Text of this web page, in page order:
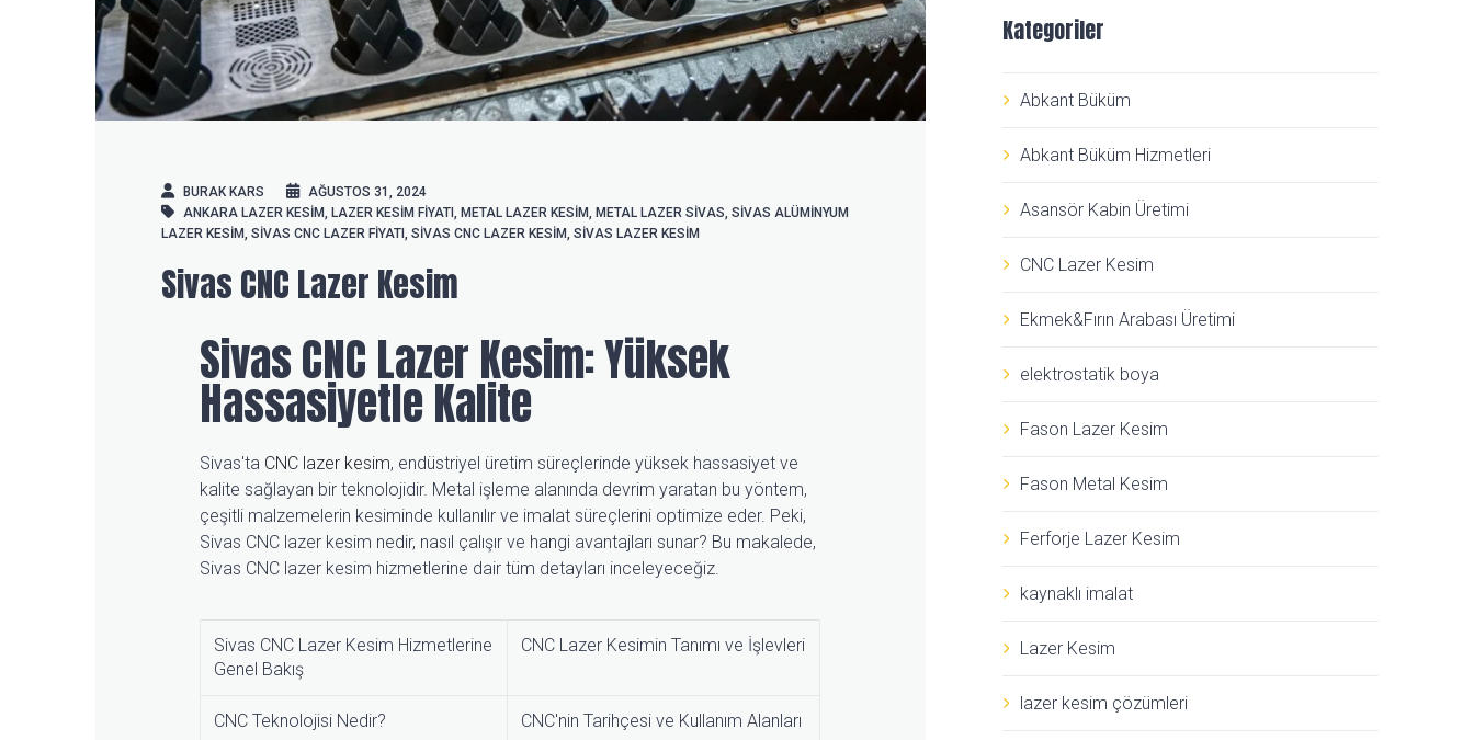
BURAK KARS
AĞUSTOS 31, 2024
ANKARA LAZER KESIM LAZER KESIM FIYATI METAL LAZER KESIM METAL LAZER SIVAS SIVAS ALÜMINYUM
LAZER KESIM SIVAS CNC LAZER FIYATI SIVAS CNC LAZER KESIM SIVAS LAZER KESIM
Sivas CNC Lazer Kesim
Sivas CNC Lazer Kesim: Yüksek
Hassasiyetle Kalite
Sivas'ta CNC lazer kesim, endüstriyel üretim süreçlerinde yüksek hassasiyet ve
kalite sağlayan bir teknolojidir. Metal işleme alanında devrim yaratan bu yöntem,
çeşitli malzemelerin kesiminde kullanılır ve imalat süreçlerini optimize eder. Peki,
Sivas CNC lazer kesim nedir, nasıl çalışır ve hangi avantajları sunar? Bu makalede,
Sivas CNC lazer kesim hizmetlerine dair tüm detayları inceleyeceğiz.
Sivas CNC Lazer Kesim Hizmetlerine
Genel Bakış
CNC Lazer Kesimin Tanımı ve İşlevleri
CNC Teknolojisi Nedir? CNC'nin Tarihçesi ve Kullanım Alanları
Kategoriler
Abkant Büküm
Abkant Büküm Hizmetleri
Asansör Kabin Üretimi
CNC Lazer Kesim
Ekmek&Fırın Arabası Üretimi
elektrostatik boya
Fason Lazer Kesim
Fason Metal Kesim
Ferforje Lazer Kesim
kaynaklı imalat
Lazer Kesim
lazer kesim çözümleri